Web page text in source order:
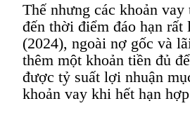
Thế nhưng các khoản
đến thời điểm đáo hạn
(2024), ngoài nợ gốc và
thêm một khoản tiền đủ
được tỷ suất lợi nhuận
khoản vay khi hết hạn